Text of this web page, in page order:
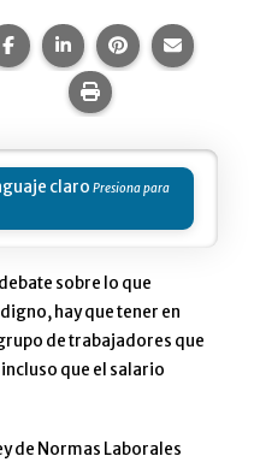
Compartir esta página en
Compartir esta
Compartir
Imprime esta
claro
sobre lo que
hay que tener en
de trabajadores que
que el salario
de Normas Laborales